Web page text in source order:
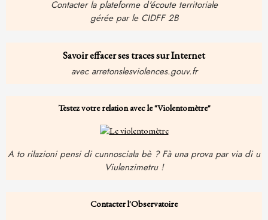
Contacter la plateforme d'écoute territoriale
gérée par le CIDFF 2B
Savoir effacer ses traces sur Internet
avec arretonslesviolences.gouv.fr
Testez votre relation avec le "Violentomètre"
A to rilazioni pensi di cunnosciala bè ? Fà una prova par via di u
Viulenzimetru !
Contacter l'Observatoire